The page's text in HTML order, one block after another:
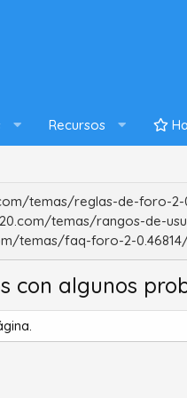
Recursos
temas/reglas-de-foro-
temas/rangos-de-
temas/faq-foro-2-
con algunos